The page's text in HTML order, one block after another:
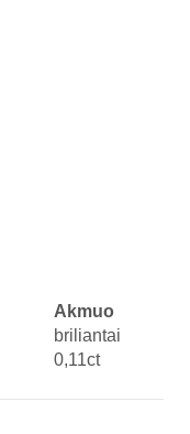
Akmuo
briliantai
0,11ct